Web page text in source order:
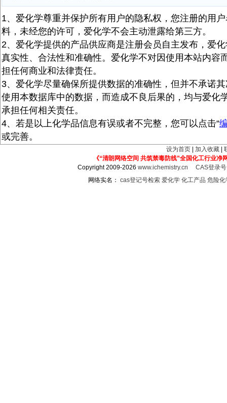
1、爱化学尊重并保护所有用户的隐私权，您注册的用
料，未经您的许可，爱化学不会主动泄露给第三方。
2、爱化学提供的产品供应商是注册会员自主发布，爱
真实性、合法性和准确性。爱化学不对因使用本站内容
担任何商业和法律责任。
3、爱化学尽量确保所提供数据的准确性，但并不承诺
使用本数据库中的数据，而造成不良后果的，均与爱化
承担任何相关责任。
4、若是以上化学品信息有误或者不完整，您可以点击“
或完善。
设为首页 加入收藏
《“清朗网络空间 共筑禁毒防线”全国化工行业净
Copyright 2009-2026www.ichemistry.cn
CAS登录
网络实名： cas登记号检索 爱化学 化工产品 危险化